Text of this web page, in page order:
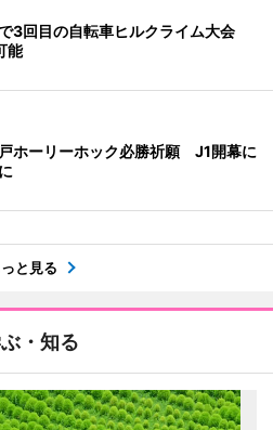
3回目の自転車ヒルクライム大会
能
ホーリーホック必勝祈願 J1開幕に
と見る
・知る